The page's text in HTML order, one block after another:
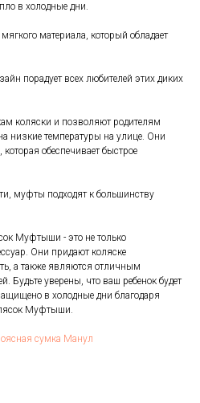
в холодные дни.
материала, который обладает
порадует всех любителей этих диких
коляски и позволяют родителям
низкие температуры на улице. Они
обеспечивает быстрое
муфты подходят к большинству
Муфтыши - это не только
Они придают коляске
а также являются отличным
Будьте уверены, что ваш ребенок будет
в холодные дни благодаря
Муфтыши.
сумка Манул